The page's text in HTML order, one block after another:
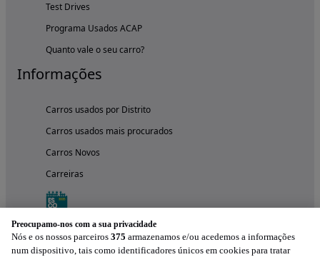
Test Drives
Programa Usados ACAP
Quanto vale o seu carro?
Informações
Carros usados por Distrito
Carros usados mais procurados
Carros Novos
Carreiras
Preocupamo-nos com a sua privacidade
Nós e os nossos parceiros 375 armazenamos e/ou acedemos a informações
num dispositivo, tais como identificadores únicos em cookies para tratar